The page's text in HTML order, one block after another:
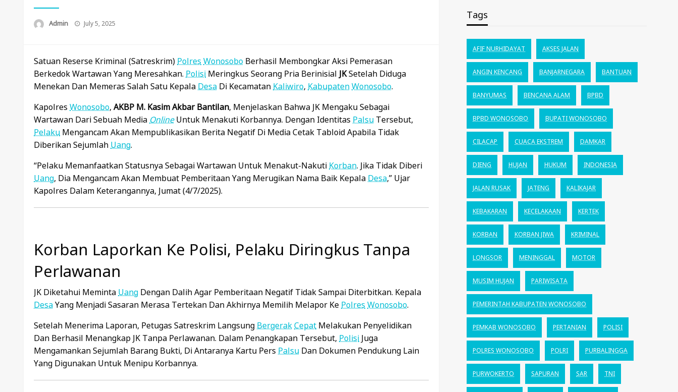
Admin
Posted
July 5, 2025
Satuan Reserse Kriminal (Satreskrim) Polres Wonosobo Berhasil Membongkar Aksi Pemerasan
Berkedok Wartawan Yang Meresahkan. Polisi Meringkus Seorang Pria Berinisial JKSetelah Diduga
Menekan Dan Memeras Salah Satu Kepala Desa Di Kecamatan Kaliwiro, KabupatenWonosobo.
Kapolres Wonosobo, AKBP M. Kasim Akbar Bantilan, Menjelaskan Bahwa JK Mengaku Sebagai
Wartawan Dari Sebuah Media OnlineUntuk Menakuti Korbannya. Dengan Identitas Palsu Tersebut,
Pelaku Mengancam Akan Mempublikasikan Berita Negatif Di Media Cetak Tabloid Apabila Tidak
Diberikan Sejumlah Uang.
“Pelaku Memanfaatkan Statusnya Sebagai Wartawan Untuk Menakut-Nakuti Korban. Jika Tidak Diberi
Uang, Dia Mengancam Akan Membuat Pemberitaan Yang Merugikan Nama Baik Kepala Desa,” Ujar
Kapolres Dalam Keterangannya, Jumat (4/7/2025).
Korban Laporkan Ke Polisi, Pelaku Diringkus Tanpa
Perlawanan
JK Diketahui Meminta Uang Dengan Dalih Agar Pemberitaan Negatif Tidak Sampai Diterbitkan. Kepala
DesaYang Menjadi Sasaran Merasa Tertekan Dan Akhirnya Memilih Melapor Ke Polres Wonosobo.
Setelah Menerima Laporan, Petugas Satreskrim Langsung BergerakCepat Melakukan Penyelidikan
Dan Berhasil Menangkap JK Tanpa Perlawanan. Dalam Penangkapan Tersebut, Polisi Juga
Mengamankan Sejumlah Barang Bukti, Di Antaranya Kartu Pers Palsu Dan Dokumen Pendukung Lain
Yang Digunakan Untuk Menipu Korbannya.
Tags
AFIF NURHIDAYAT AKSES JALAN
ANGIN KENCANG BANJARNEGARA BANTUAN
BANYUMAS BENCANA ALAM BPBD
BPBD WONOSOBO BUPATI WONOSOBO
CILACAP CUACA EKSTREM DAMKAR
DIENG HUJAN HUKUM INDONESIA
JALAN RUSAK JATENG KALIKAJAR
KEBAKARAN KECELAKAAN KERTEK
KORBAN KORBAN JIWA KRIMINAL
LONGSOR MENINGGAL MOTOR
MUSIM HUJAN PARIWISATA
PEMERINTAH KABUPATEN WONOSOBO
PEMKAB WONOSOBO PERTANIAN POLISI
POLRES WONOSOBO POLRI PURBALINGGA
PURWOKERTO SAPURAN SAR TNI